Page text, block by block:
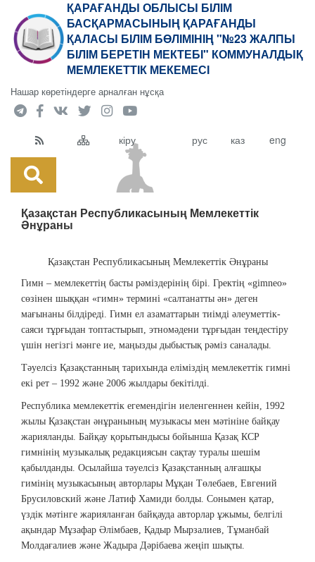
ҚАРАҒАНДЫ ОБЛЫСЫ БІЛІМ
БАСҚАРМАСЫНЫҢ ҚАРАҒАНДЫ
ҚАЛАСЫ БІЛІМ БӨЛІМІНІҢ "№23 ЖАЛПЫ
БІЛІМ БЕРЕТІН МЕКТЕБІ" КОММУНАЛДЫҚ
МЕМЛЕКЕТТІК МЕКЕМЕСІ
Нашар көретіндерге арналған нұсқа
кіру рус каз eng
Қазақстан Республикасының Мемлекеттік
Әнұраны
Қазақстан Республикасының Мемлекеттік Әнұраны
Гимн – мемлекеттің басты рәміздерінің бірі. Гректің «gimneo»
сөзінен шыққан «гимн» термині «салтанатты ән» деген
мағынаны білдіреді. Гимн ел азаматтарын тиімді әлеуметтік-
саяси тұрғыдан топтастырып, этномәдени тұрғыдан теңдестіру
үшін негізгі мәнге ие, маңызды дыбыстық рәміз саналады.
Тәуелсіз Қазақстанның тарихында еліміздің мемлекеттік гимні
екі рет – 1992 және 2006 жылдары бекітілді.
Республика мемлекеттік егемендігін иеленгеннен кейін, 1992
жылы Қазақстан әнұранының музыкасы мен мәтініне байқау
жарияланды. Байқау қорытындысы бойынша Қазақ КСР
гимнінің музыкалық редакциясын сақтау туралы шешім
қабылданды. Осылайша тәуелсіз Қазақстанның алғашқы
гимінің музыкасының авторлары Мұқан Төлебаев, Евгений
Брусиловский және Латиф Хамиди болды. Сонымен қатар,
үздік мәтінге жарияланған байқауда авторлар ұжымы, белгілі
ақындар Мұзафар Әлімбаев, Қадыр Мырзалиев, Тұманбай
Молдағалиев және Жадыра Дәрібаева жеңіп шықты.